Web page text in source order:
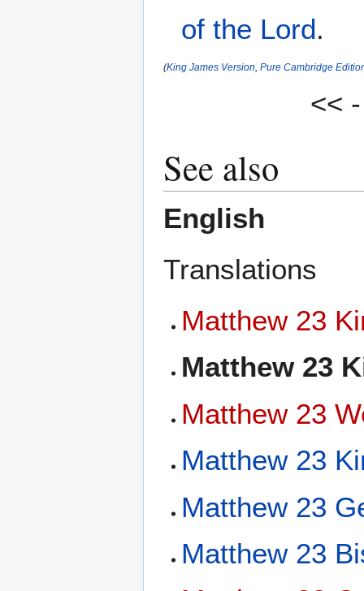
of the Lord.
(King James Version Pure Cambridge
<<
See also
English
Translations
Matthew 23
Matthew 23
Matthew 23
Matthew 23
Matthew 23
Matthew 23